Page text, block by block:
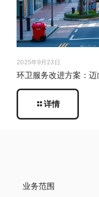
2025年9月23日
环卫服务改进方案：
详情
业务范围